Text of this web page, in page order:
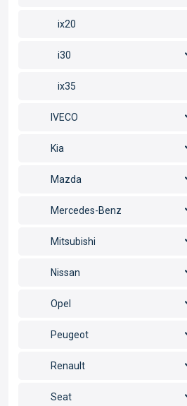
ix20
i30
ix35
IVECO
Kia
Mazda
Mercedes-Benz
Mitsubishi
Nissan
Opel
Peugeot
Renault
Seat